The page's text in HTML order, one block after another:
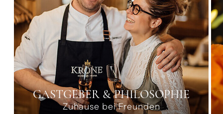
GASTGEBER & PHILOSOPHIE
Zuhause bei Freunden